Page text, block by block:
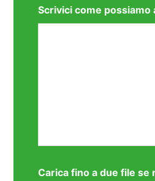
Scrivici come possiamo
Carica fino a due file se